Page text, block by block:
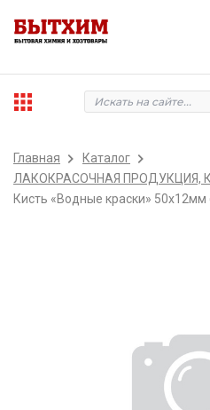
Главная
Каталог
ЛАКОКРАСОЧНАЯ ПРОДУКЦИЯ,
Кисть «Водные краски»